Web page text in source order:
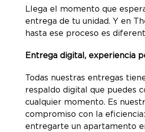
Llega el momento que
entrega de tu unidad. Y en
hasta ese proceso es
Entrega digital, experiencia
Todas nuestras entregas
respaldo digital que puedes
cualquier momento. Es
compromiso con la
entregarte un apartamento